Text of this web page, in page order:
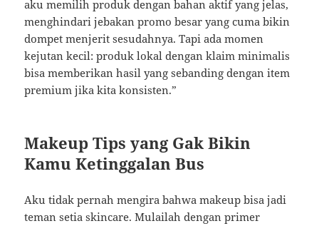
aku memilih produk dengan bahan aktif yang jelas,
menghindari jebakan promo besar yang cuma bikin
dompet menjerit sesudahnya. Tapi ada momen
kejutan kecil: produk lokal dengan klaim minimalis
bisa memberikan hasil yang sebanding dengan item
premium jika kita konsisten.”
Makeup Tips yang Gak Bikin
Kamu Ketinggalan Bus
Aku tidak pernah mengira bahwa makeup bisa jadi
teman setia skincare. Mulailah dengan primer